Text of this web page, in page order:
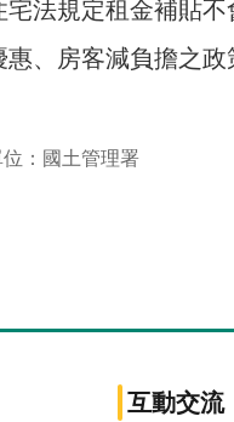
法規定租金補貼
、房客減負擔之政
：國土管理署
互動交流